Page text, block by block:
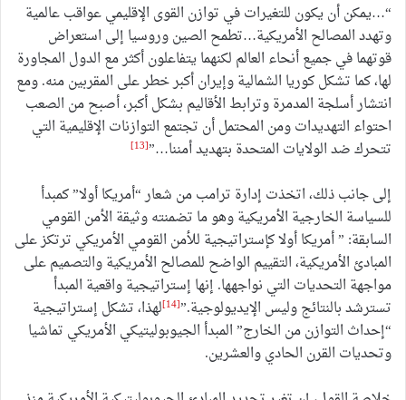
“…يمكن أن يكون للتغيرات في توازن القوى الإقليمي عواقب عالمية
وتهدد المصالح الأمريكية…تطمح الصين وروسيا إلى استعراض
قوتهما في جميع أنحاء العالم لكنهما يتفاعلون أكثر مع الدول المجاورة
لها، كما تشكل كوريا الشمالية وإيران أكبر خطر على المقربين منه. ومع
انتشار أسلجة المدمرة وترابط الأقاليم بشكل أكبر، أصبح من الصعب
احتواء التهديدات ومن المحتمل أن تجتمع التوازنات الإقليمية التي
تتحرك ضد الولايات المتحدة بتهديد أمننا…”[13]
إلى جانب ذلك، اتخذت إدارة ترامب من شعار “أمريكا أولا” كمبدأ
للسياسة الخارجية الأمريكية وهو ما تضمنته وثيقة الأمن القومي
السابقة: ” أمريكا أولا كإستراتيجية للأمن القومي الأمريكي ترتكز على
المبادئ الأمريكية، التقييم الواضح للمصالح الأمريكية والتصميم على
مواجهة التحديات التي نواجهها. إنها إستراتيجية واقعية المبدأ
تسترشد بالنتائج وليس الإيديولوجية.”[14]
لهذا، تشكل إستراتيجية
“إحداث التوازن من الخارج” المبدأ الجيوبوليتيكي الأمريكي تماشيا
وتحديات القرن الحادي والعشرين.